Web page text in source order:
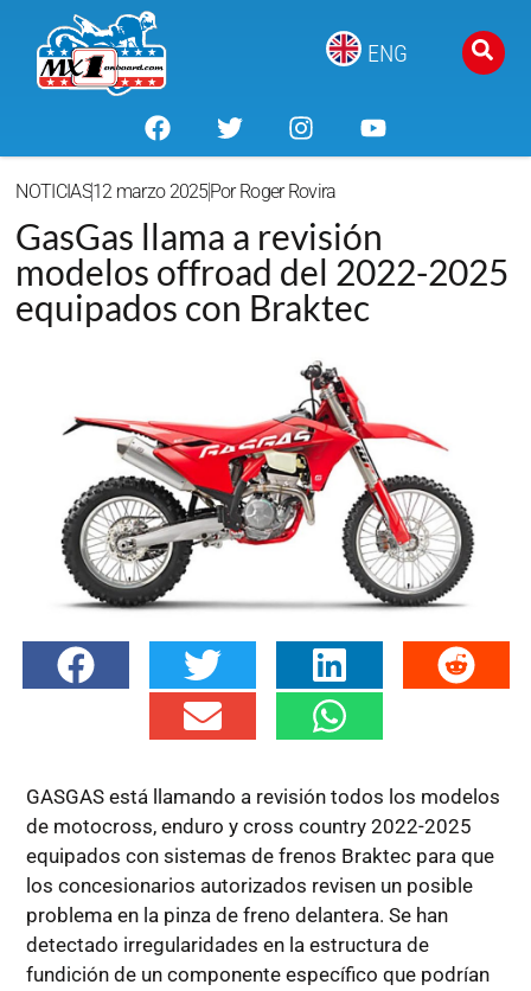
ENG
NOTICIAS12 marzo 2025PorRoger Rovira
GasGas llama a revisión
modelos offroad del 2022-2025
equipados con Braktec
GASGAS está llamando a revisión todos los modelos
de motocross, enduro y cross country 2022-2025
equipados con sistemas de frenos Braktec para que
los concesionarios autorizados revisen un posible
problema en la pinza de freno delantera. Se han
detectado irregularidades en la estructura de
fundición de un componente específico que podrían